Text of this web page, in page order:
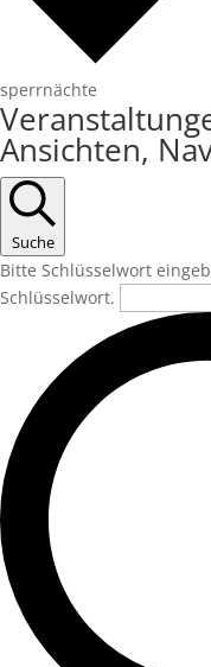
sperrnächte
Ansichten,
Suche
Bitte Schlüsselwort
Schlüsselwort.